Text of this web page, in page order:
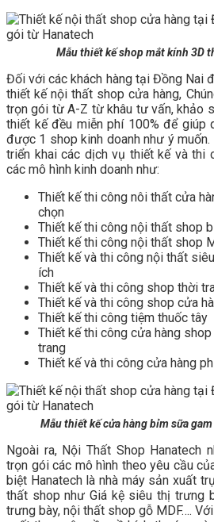
Mẫu thiết kế shop mắt kính 3D
Đối với các khách hàng tại Đồng Nai
thiết kế nội thất shop cửa hàng,
trọn gói từ A-Z từ khâu tư vấn, khảo
thiết kế đều miễn phí 100% để giúp
được 1 shop kinh doanh như ý muốn.
triển khai các dịch vụ thiết kế và thi
các mô hình kinh doanh như:
Thiết kế thi công nôi thất cửa
chọn
Thiết kế thi công nội thất shop
Thiết kế thi công nội thất shop
Thiết kế và thi công nội thất
ích
Thiết kế và thi công shop thời
Thiết kế và thi công shop cửa
Thiết kế thi công tiệm thuốc tây
Thiết kế thi công cửa hàng
trang
Thiết kế và thi công cửa hàng
Mẫu thiết kế cửa hàng bỉm sữa
Ngoài ra, Nội Thất Shop Hanatech
trọn gói các mô hình theo yêu cầu
biệt Hanatech là nhà máy sản xuất
thất shop như Giá kệ siêu thị trưng
trưng bày, nội thất shop gỗ MDF….